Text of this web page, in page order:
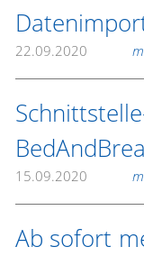
22.09.2020
15.09.2020
Ab sofort